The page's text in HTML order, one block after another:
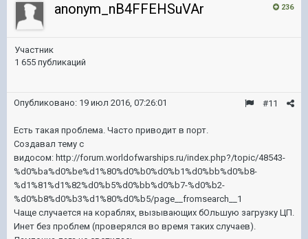
236
anonym_nB4FFEHSuVAr
Участник
1 655 публикаций
#11
Опубликовано: 19 июл 2016, 07:26:01
Есть такая проблема. Часто приводит в порт.
Создавал тему с
видосом: http://forum.worldofwarships.ru/index.php?/topic/48543-
%d0%ba%d0%be%d1%80%d0%b0%d0%b1%d0%bb%d0%b8-
%d1%81%d1%82%d0%b5%d0%bb%d0%b7-%d0%b2-
%d0%b8%d0%b3%d1%80%d0%b5/page__fromsearch__1
Чаще случается на кораблях, вызывающих бОльшую загрузку ЦП.
Инет без проблем (проверялся во время таких случаев).